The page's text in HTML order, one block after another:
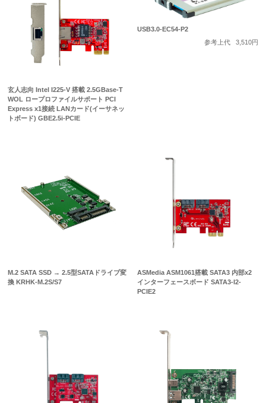
玄人志向 Intel I225-V 搭載 2.5GBase-T
WOL ロープロファイルサポート PCI
Express x1接続 LANカード(イーサネッ
トボード) GBE2.5i-PCIE
USB3.0-EC54-P2
参考上代
3,510円
M.2 SATA SSD → 2.5型SATAドライブ変
換 KRHK-M.2S/S7
ASMedia ASM1061搭載 SATA3 内部x2
インターフェースボード SATA3-I2-
PCIE2